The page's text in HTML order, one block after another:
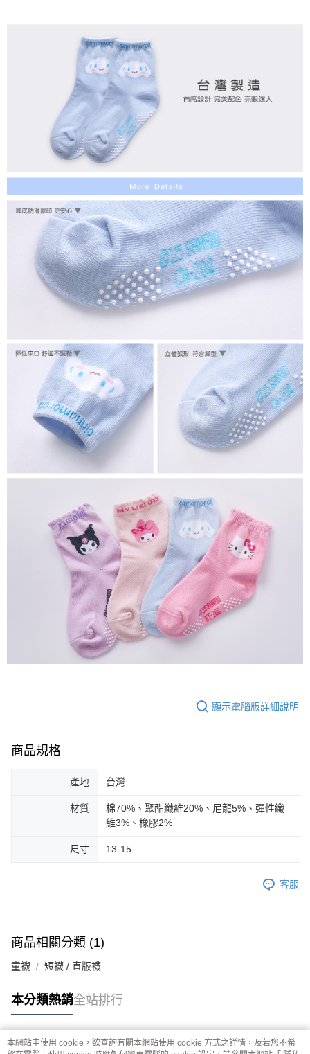
每筆NT$80，滿NT$899(含以上)免運費
付款後全家取貨
每筆NT$80，滿NT$859(含以上)免運費
7-11取貨付款
每筆NT$80，滿NT$899(含以上)免運費
付款後7-11取貨
每筆NT$80，滿NT$859(含以上)免運費
宅配
每筆NT$85，滿NT$859(含以上)免運費
顯示電腦版詳細說明
商品規格
產地 台灣
材質
棉70%、聚酯纖維20%、尼龍5%、彈性纖
維3%、橡膠2%
尺寸 13-15
客服
商品相關分類 (1)
童襪 短襪 / 直版襪
本分類熱銷全站排行
本網站中使用 cookie，欲查詢有關本網站使用 cookie 方式之詳情，及若您不希